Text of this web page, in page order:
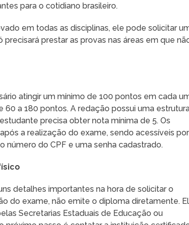
para o cotidiano brasileiro.
em todas as disciplinas, ele pode solicitar
prestar as provas nas áreas em que
atingir um mínimo de 100 pontos em cada
a 180 pontos. A redação possui uma
precisa obter nota mínima de 5. Os
a realização do exame, sendo acessíveis por
número do CPF e uma senha cadastrado.
detalhes importantes na hora de solicitar o
do exame, não emite o diploma diretamente.
Secretarias Estaduais de Educação ou